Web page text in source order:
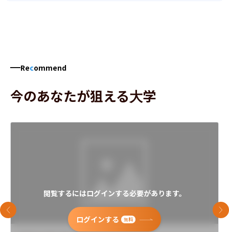
Recommend
今のあなたが狙える大学
閲覧するにはログインする必要があります。
ログインする 無料
前のスライド 次